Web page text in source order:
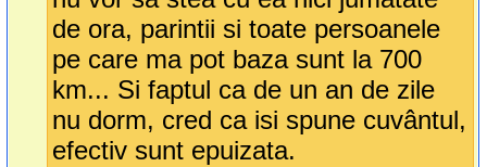
de ora, parintii si toate persoanele
pe care ma pot baza sunt la 700
km... Si faptul ca de un an de zile
nu dorm, cred ca isi spune cuvântul,
efectiv sunt epuizata.